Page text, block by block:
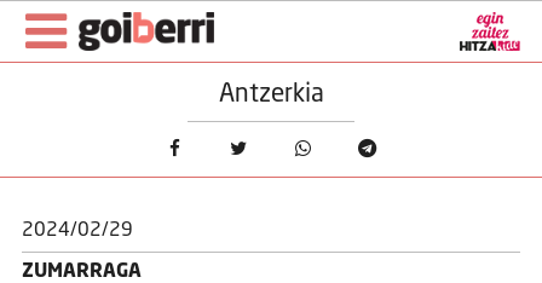
Antzerkia
2024/02/29
ZUMARRAGA